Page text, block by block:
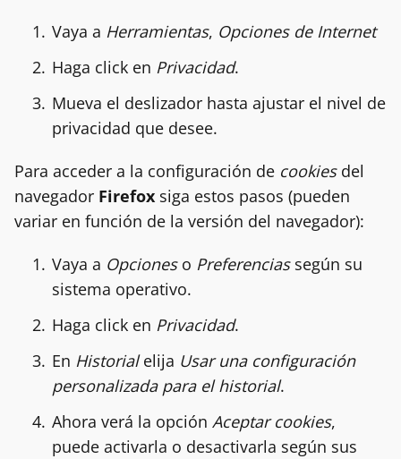
Vaya a Herramientas, Opciones de Internet
Haga click en Privacidad.
Mueva el deslizador hasta ajustar el nivel de
privacidad que desee.
Para acceder a la configuración de cookiesdel
navegador Firefox siga estos pasos (pueden
variar en función de la versión del navegador):
Vaya a Opcioneso Preferenciassegún su
sistema operativo.
Haga click en Privacidad.
En Historialelija Usar una configuración
personalizada para el historial.
Ahora verá la opción Aceptar cookies,
puede activarla o desactivarla según sus